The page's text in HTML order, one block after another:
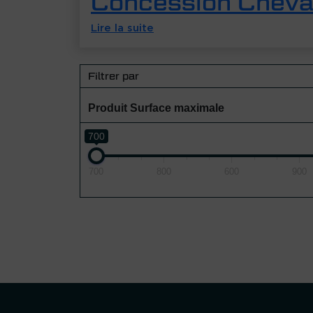
Lire la suite
Filtrer par
Produit Surface maximale
700